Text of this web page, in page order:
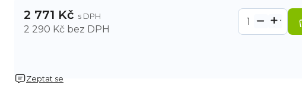
2 771 Kč
2 290 Kč bez DPH
Zeptat se